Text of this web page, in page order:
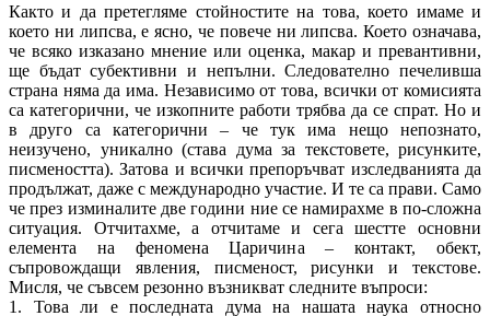
Както и да претегляме стойностите на това, което имаме и
което ни липсва, е ясно, че повече ни липсва. Което означава,
че всяко изказано мнение или оценка, макар и превантивни,
ще бъдат субективни и непълни. Следователно печеливша
страна няма да има. Независимо от това, всички от комисията
са категорични, че изкопните работи трябва да се спрат. Но и
в друго са категорични – че тук има нещо непознато,
неизучено, уникално (става дума за текстовете, рисунките,
писмеността). Затова и всички препоръчват изследванията да
продължат, даже с международно участие. И те са прави. Само
че през изминалите две години ние се намирахме в по-сложна
ситуация. Отчитахме, а отчитаме и сега шестте основни
елемента на феномена Царичина – контакт, обект,
съпровождащи явления, писменост, рисунки и текстове.
Мисля, че съвсем резонно възникват следните въпроси:
1. Това ли е последната дума на нашата наука относно